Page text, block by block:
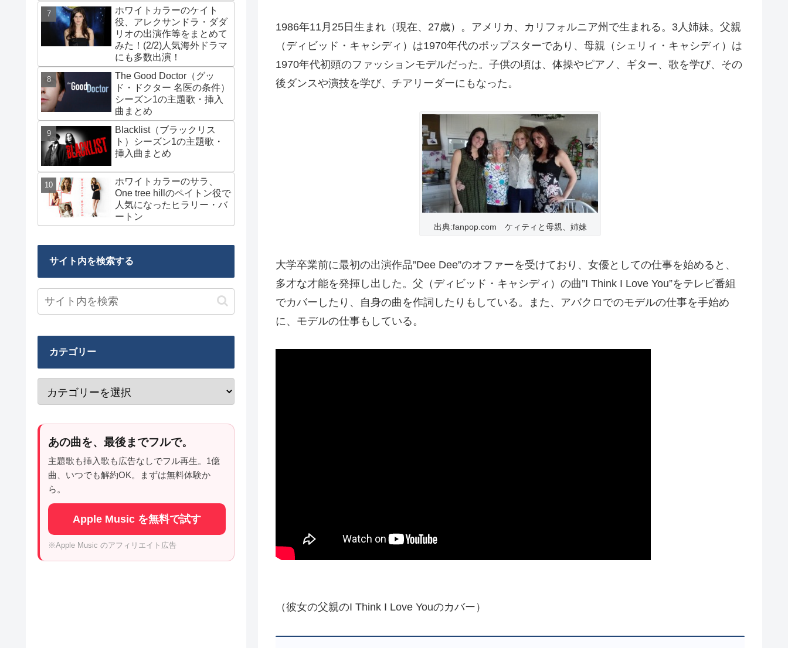
1986年11月25日生まれ（現在、27歳）。アメリカ、カリフォルニア州で生まれる。3人姉妹。父親
（ディビッド・キャシディ）は1970年代のポップスターであり、母親（シェリィ・キャシディ）は
1970年代初頭のファッションモデルだった。子供の頃は、体操やピアノ、ギター、歌を学び、その
後ダンスや演技を学び、チアリーダーにもなった。
出典:fanpop.com ケィティと母親、姉妹
大学卒業前に最初の出演作品”Dee Dee”のオファーを受けており、女優としての仕事を始めると、
多才な才能を発揮し出した。父（ディビッド・キャシディ）の曲”I Think I Love You”をテレビ番組
でカバーしたり、自身の曲を作詞したりもしている。また、アバクロでのモデルの仕事を手始め
に、モデルの仕事もしている。
（彼女の父親のI Think I Love Youのカバー）
ホワイトカラーのケイト
役、アレクサンドラ・ダダ
リオの出演作等をまとめて
みた！(2/2)人気海外ドラマ
にも多数出演！
The Good Doctor（グッ
ド・ドクター 名医の条件）
シーズン1の主題歌・挿入
曲まとめ
Blacklist（ブラックリス
ト）シーズン1の主題歌・
挿入曲まとめ
ホワイトカラーのサラ、
One tree hillのペイトン役で
人気になったヒラリー・バ
ートン
サイト内を検索する
カテゴリー
あの曲を、最後までフルで。
主題歌も挿入歌も広告なしでフル再生。1億
曲、いつでも解約OK。まずは無料体験か
ら。
Apple Music を無料で試す
※Apple Music のアフィリエイト広告